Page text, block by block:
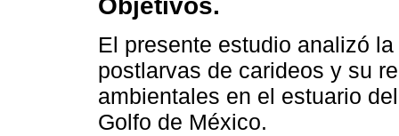
El presente estudio analizó
postlarvas de carideos y su
ambientales en el estuario
Golfo de México.